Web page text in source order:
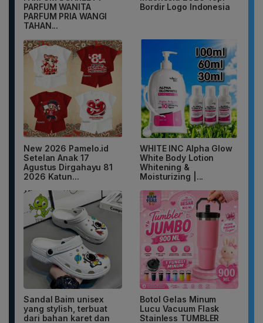
PARFUM WANITA
PARFUM PRIA WANGI
TAHAN...
Bordir Logo Indonesia
New 2026 Pamelo.id
Setelan Anak 17
Agustus Dirgahayu 81
2026 Katun...
WHITE INC Alpha Glow
White Body Lotion
Whitening &
Moisturizing |...
Sandal Baim unisex
yang stylish, terbuat
dari bahan karet dan
Botol Gelas Minum
Lucu Vacuum Flask
Stainless TUMBLER